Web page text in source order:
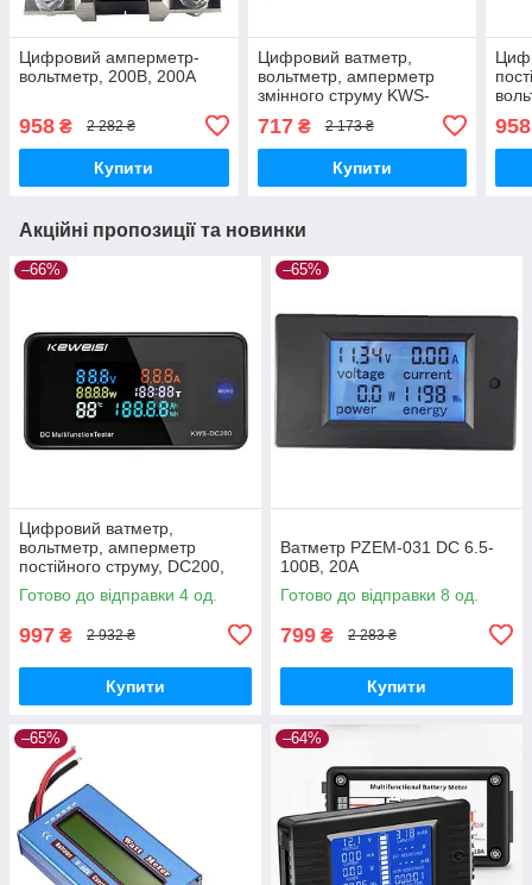
Цифровий амперметр-
вольтметр, 200В, 200А
958 ₴ 2 282 ₴
Купити
Цифровий ватметр,
вольтметр, амперметр
змінного струму KWS-
717₴ 2 173 ₴
Купити
958
Акційні пропозиції та новинки
–66%
Цифровий ватметр,
вольтметр, амперметр
постійного струму, DC200,
50A
Готово до відправки 4 од.
997 ₴ 2 932 ₴
Купити
–65%
Ватметр PZEM-031 DC 6.5-
100В, 20А
Готово до відправки 8 од.
799 ₴ 2 283 ₴
Купити
–65% –64%